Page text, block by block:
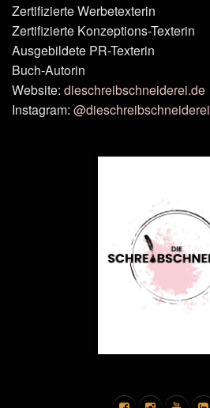
Zertifizierte Werbetexterin
Zertifizierte Konzeptions-Texterin
Ausgebildete PR-Texterin
Buch-Autorin
Website: dieschreibschneiderei.de
Instagram: @dieschreibschneiderei